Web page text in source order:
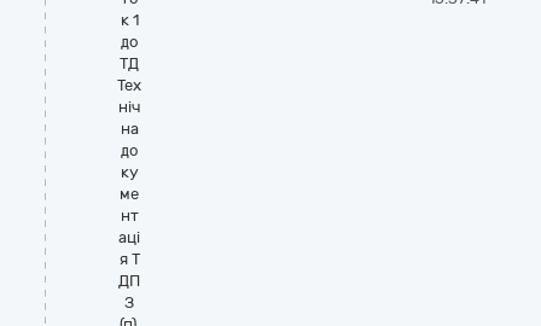
к 1
до
ТД
Тех
ніч
на
до
ку
ме
нт
аці
я Т
ДП
З